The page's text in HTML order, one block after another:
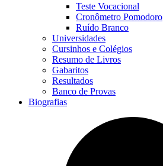
Teste Vocacional
Cronômetro Pomodoro
Ruído Branco
Universidades
Cursinhos e Colégios
Resumo de Livros
Gabaritos
Resultados
Banco de Provas
Biografias